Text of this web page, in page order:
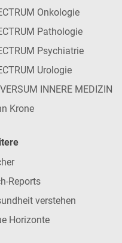
Onkologie
Pathologie
Psychiatrie
Urologie
INNERE MEDIZIN
Krone
Reports
verstehen
Horizonte